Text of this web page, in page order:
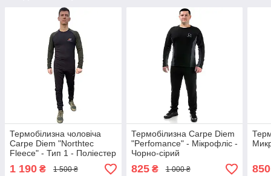
Термобілизна чоловіча
Carpe Diem "Northtec
Fleece" - Тип 1 - Поліестер
- Оліва
1 190 ₴ 1 500 ₴
Термобілизна Carpe Diem
"Perfomance" - Мікрофліс -
Чорно-сірий
825₴ 1 000 ₴ 850